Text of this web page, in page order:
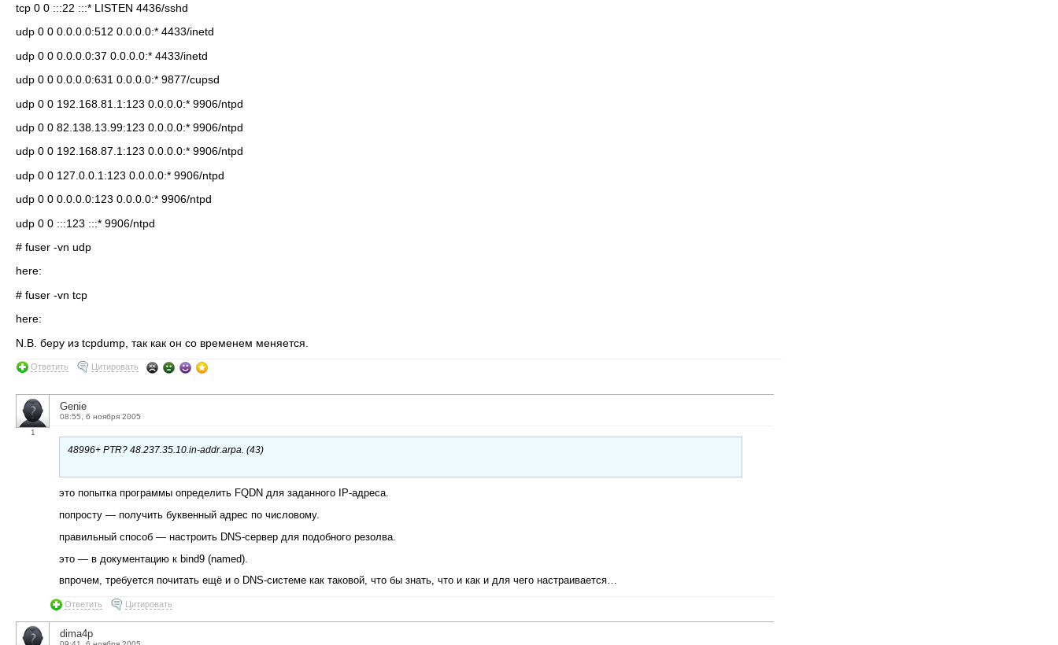
tcp 0 0 :::22 :::* LISTEN 4436/sshd
udp 0 0 0.0.0.0:512 0.0.0.0:* 4433/inetd
udp 0 0 0.0.0.0:37 0.0.0.0:* 4433/inetd
udp 0 0 0.0.0.0:631 0.0.0.0:* 9877/cupsd
udp 0 0 192.168.81.1:123 0.0.0.0:* 9906/ntpd
udp 0 0 82.138.13.99:123 0.0.0.0:* 9906/ntpd
udp 0 0 192.168.87.1:123 0.0.0.0:* 9906/ntpd
udp 0 0 127.0.0.1:123 0.0.0.0:* 9906/ntpd
udp 0 0 0.0.0.0:123 0.0.0.0:* 9906/ntpd
udp 0 0 :::123 :::* 9906/ntpd
# fuser -vn udp
here:
# fuser -vn tcp
here:
N.B. беру из tcpdump, так как он со временем меняется.
Ответить Цитировать
1
Genie
08:55, 6 ноября 2005
48996+ PTR? 48.237.35.10.in-addr.arpa. (43)
это попытка программы определить FQDN для заданного IP-адреса.
попросту — получить буквенный адрес по числовому.
правильный способ — настроить DNS-сервер для подобного резолва.
это — в документацию к bind9 (named).
впрочем, требуется почитать ещё и о DNS-системе как таковой, что бы знать, что и как и для чего настраивается…
Ответить Цитировать
dima4p